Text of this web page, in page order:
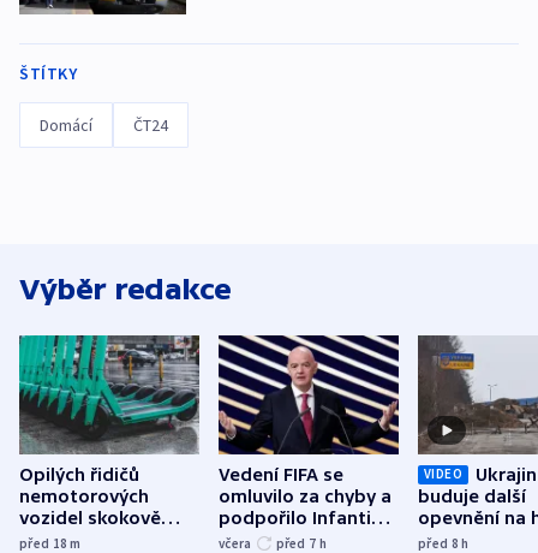
ŠTÍTKY
Domácí ČT24
Výběr redakce
Opilých řidičů
nemotorových
vozidel skokově
přibylo, nejvíc ve
před 18m
Vedení FIFA se
omluvilo za chyby a
podpořilo Infantina.
UEFA trvá na
včera před 7 h
VIDEO
buduje další
opevnění na
s Běloruskem
před 8h